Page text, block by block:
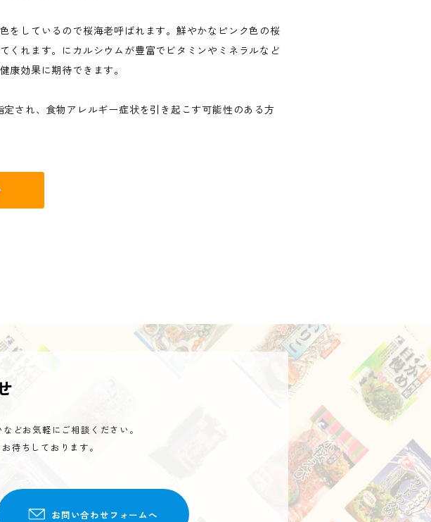
をしているので桜海老呼ばれます。鮮やかなピンク色の桜
くれます。にカルシウムが豊富でビタミンやミネラルなど
康効果に期待できます。
定され、食物アレルギー症状を引き起こす可能性のある方
どお気軽にご相談ください。
待ちしております。
お問い合わせフォームへ